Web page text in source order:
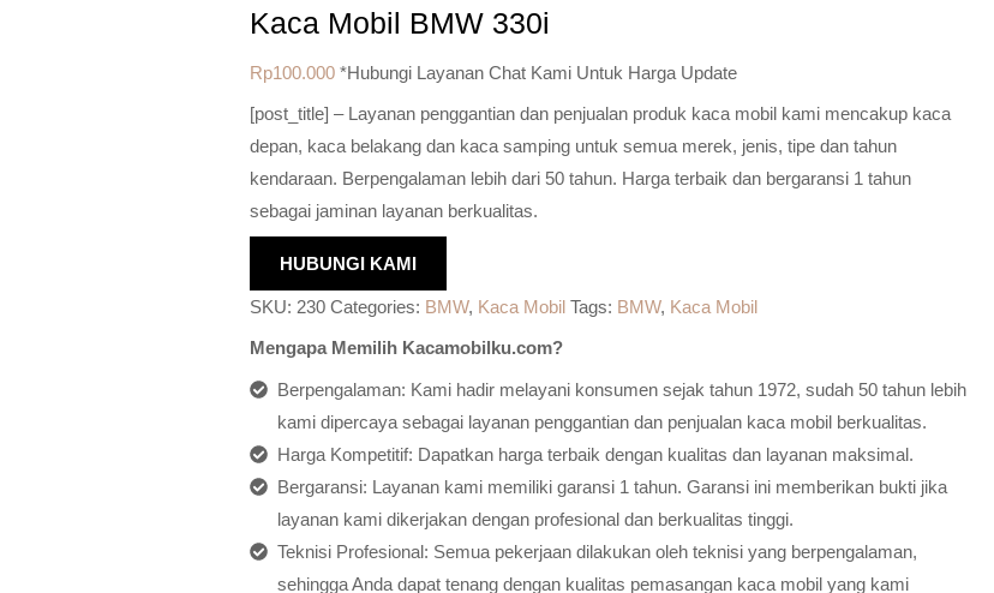
Kaca Mobil BMW 330i
Rp100.000 *Hubungi Layanan Chat Kami Untuk Harga Update
[post_title] – Layanan penggantian dan penjualan produk kaca mobil kami mencakup kaca
depan, kaca belakang dan kaca samping untuk semua merek, jenis, tipe dan tahun
kendaraan. Berpengalaman lebih dari 50 tahun. Harga terbaik dan bergaransi 1 tahun
sebagai jaminan layanan berkualitas.
HUBUNGI KAMI
SKU: 230 Categories: BMW, Kaca Mobil Tags: BMW, Kaca Mobil
Mengapa Memilih Kacamobilku.com?
Berpengalaman: Kami hadir melayani konsumen sejak tahun 1972, sudah 50 tahun lebih
kami dipercaya sebagai layanan penggantian dan penjualan kaca mobil berkualitas.
Harga Kompetitif: Dapatkan harga terbaik dengan kualitas dan layanan maksimal.
Bergaransi: Layanan kami memiliki garansi 1 tahun. Garansi ini memberikan bukti jika
layanan kami dikerjakan dengan profesional dan berkualitas tinggi.
Teknisi Profesional: Semua pekerjaan dilakukan oleh teknisi yang berpengalaman,
sehingga Anda dapat tenang dengan kualitas pemasangan kaca mobil yang kami